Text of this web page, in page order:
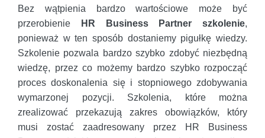
Bez wątpienia bardzo wartościowe może być
przerobienie
HR Business Partner szkolenie,
ponieważ w ten sposób dostaniemy pigułkę wiedzy.
Szkolenie pozwala bardzo szybko zdobyć niezbędną
wiedzę, przez co możemy bardzo szybko rozpocząć
proces doskonalenia się i stopniowego zdobywania
wymarzonej pozycji. Szkolenia, które można
zrealizować przekazują zakres obowiązków, który
musi zostać zaadresowany przez HR Business